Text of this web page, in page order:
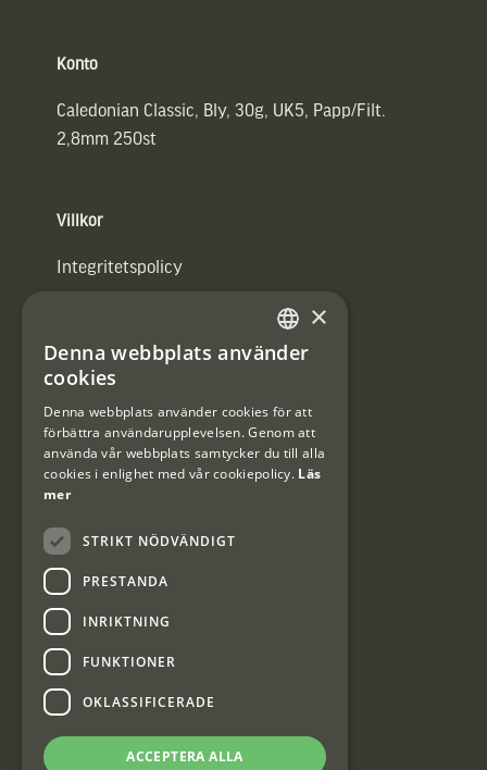
Konto
Caledonian Classic, Bly, 30g, UK5, Papp/Filt.
2,8mm 250st
Villkor
Integritetspolicy
#Interjaktfamily
Kundklubb
Information om kundklubben.
Interjakt Sweden AB, Årjäng
SWEDISH
×
Denna webbplats använder
cookies
Denna webbplats använder cookies för att
förbättra användarupplevelsen. Genom att
använda vår webbplats samtycker du till alla
cookies i enlighet med vår cookiepolicy. Läs
mer
STRIKT NÖDVÄNDIGT
PRESTANDA
INRIKTNING
FUNKTIONER
OKLASSIFICERADE
ACCEPTERA ALLA